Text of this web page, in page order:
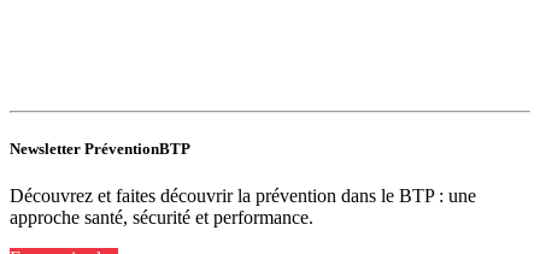
Newsletter PréventionBTP
Découvrez et faites découvrir la prévention dans le BTP : une
approche santé, sécurité et performance.